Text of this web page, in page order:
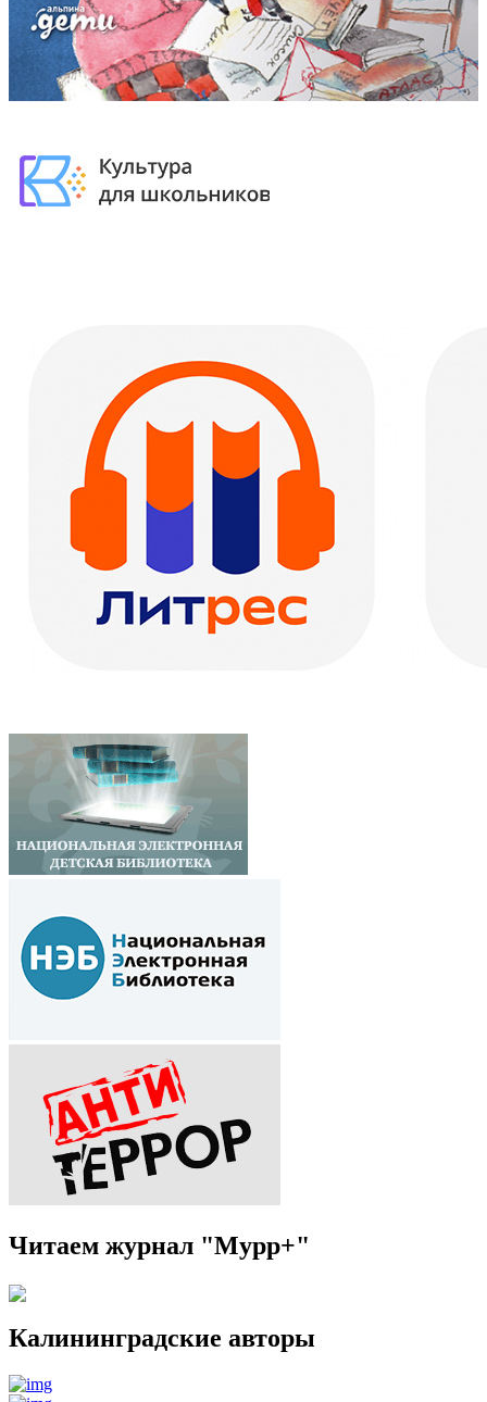
Читаем журнал "Мурр+"
Калининградские авторы